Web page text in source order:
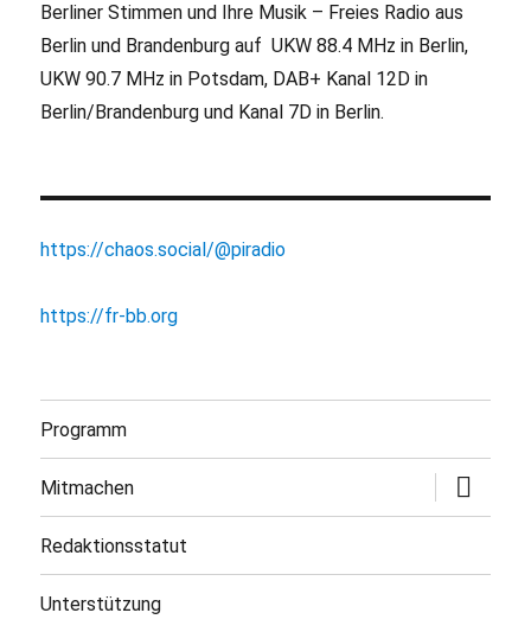
Berliner Stimmen und Ihre Musik – Freies Radio aus
Berlin und Brandenburg auf UKW 88.4 MHz in Berlin,
UKW 90.7 MHz in Potsdam, DAB+ Kanal 12D in
Berlin/Brandenburg und Kanal 7D in Berlin.
https://chaos.social/@piradio
https://fr-bb.org
Programm
Mitmachen
öffnen
Redaktionsstatut
Unterstützung